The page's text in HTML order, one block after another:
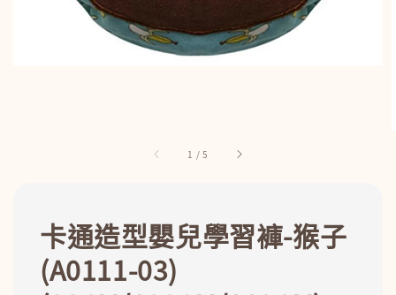
1 /5
卡通造型嬰兒學習褲-猴子
(A0111-03)